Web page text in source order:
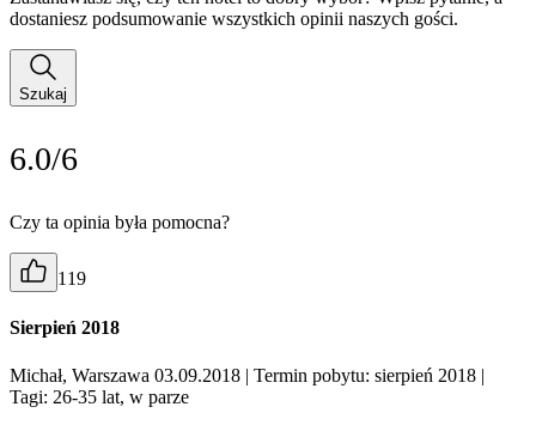
dostaniesz podsumowanie wszystkich opinii naszych gości.
Szukaj
6.0/6
Czy ta opinia była pomocna?
119
Sierpień 2018
Michał, Warszawa 03.09.2018 | Termin pobytu: sierpień 2018 |
Tagi: 26-35 lat, w parze